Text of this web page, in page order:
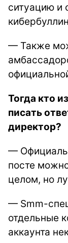
ситуацию и
— Также
Тогда кто
писать
директор?
—
посте
целом, но
— Smm-
отдельные
аккаунта